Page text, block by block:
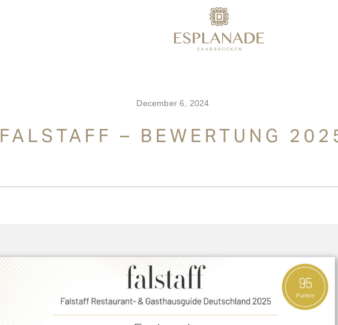
December 6, 2024
FALSTAFF – BEWERTUNG